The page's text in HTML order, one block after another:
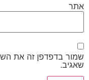
אתר
שמור בדפדפן זה את
שאגיב.